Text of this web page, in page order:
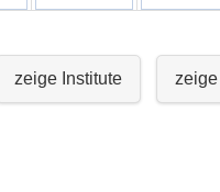
zeige Institute